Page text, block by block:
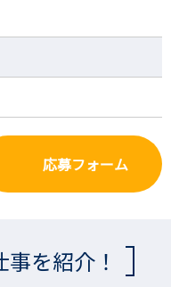
応募フォーム
を紹介！